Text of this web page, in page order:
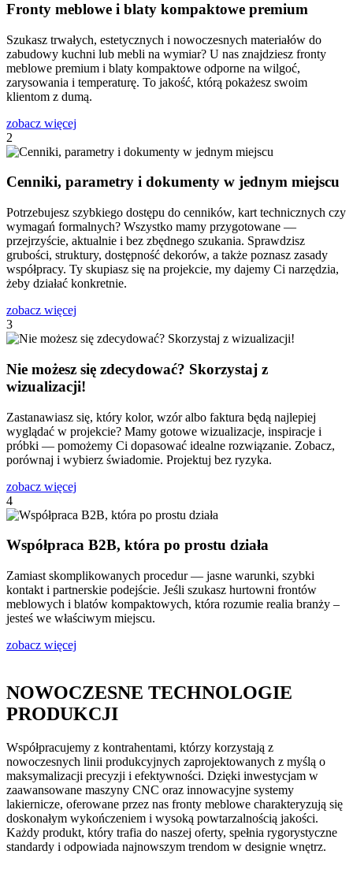
Fronty meblowe i blaty kompaktowe premium
Szukasz trwałych, estetycznych i nowoczesnych materiałów do
zabudowy kuchni lub mebli na wymiar? U nas znajdziesz fronty
meblowe premium i blaty kompaktowe odporne na wilgoć,
zarysowania i temperaturę. To jakość, którą pokażesz swoim
klientom z dumą.
zobacz więcej
2
Cenniki, parametry i dokumenty w jednym miejscu
Potrzebujesz szybkiego dostępu do cenników, kart technicznych czy
wymagań formalnych? Wszystko mamy przygotowane —
przejrzyście, aktualnie i bez zbędnego szukania. Sprawdzisz
grubości, struktury, dostępność dekorów, a także poznasz zasady
współpracy. Ty skupiasz się na projekcie, my dajemy Ci narzędzia,
żeby działać konkretnie.
zobacz więcej
3
Nie możesz się zdecydować? Skorzystaj z
wizualizacji!
Zastanawiasz się, który kolor, wzór albo faktura będą najlepiej
wyglądać w projekcie? Mamy gotowe wizualizacje, inspiracje i
próbki — pomożemy Ci dopasować idealne rozwiązanie. Zobacz,
porównaj i wybierz świadomie. Projektuj bez ryzyka.
zobacz więcej
4
Współpraca B2B, która po prostu działa
Zamiast skomplikowanych procedur — jasne warunki, szybki
kontakt i partnerskie podejście. Jeśli szukasz hurtowni frontów
meblowych i blatów kompaktowych, która rozumie realia branży –
jesteś we właściwym miejscu.
zobacz więcej
NOWOCZESNE TECHNOLOGIE
PRODUKCJI
Współpracujemy z kontrahentami, którzy korzystają z
nowoczesnych linii produkcyjnych zaprojektowanych z myślą o
maksymalizacji precyzji i efektywności. Dzięki inwestycjam w
zaawansowane maszyny CNC oraz innowacyjne systemy
lakiernicze, oferowane przez nas fronty meblowe charakteryzują się
doskonałym wykończeniem i wysoką powtarzalnością jakości.
Każdy produkt, który trafia do naszej oferty, spełnia rygorystyczne
standardy i odpowiada najnowszym trendom w designie wnętrz.